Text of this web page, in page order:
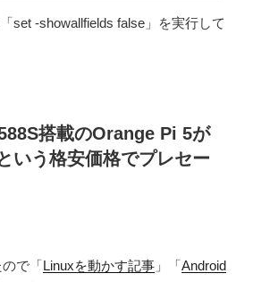
set -showallfields false」を実行して
搭載のOrange Pi 5が
いう格安価格でプレセー
で「Linuxを動かす記事 」「Android